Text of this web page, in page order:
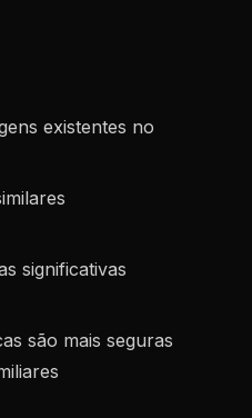
existentes no
significativas
são mais seguras